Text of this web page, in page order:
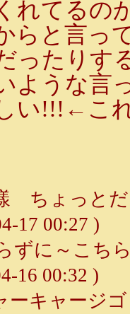
れてるの
らと言っ
ったりす
ような言
い!!!←こ
ちょっとだ
17 00:27 )
ずに～こ
16 00:32 )
キャージ